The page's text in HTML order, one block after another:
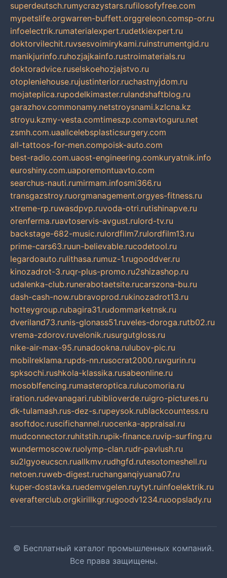
superdeutsch.rumycrazystars.rufilosofyfree.com
mypetslife.orgwarren-buffett.orggreleon.comsp-or.ru
infoelectrik.rumaterialexpert.rudetkiexpert.ru
doktorvilechit.ruvsesvoimirykami.ruinstrumentgid.ru
manikjurinfo.ruhozjajkainfo.rustroimaterials.ru
doktoradvice.ruselskoehozjajstvo.ru
otopleniehouse.rujustinterior.ruchastnyjdom.ru
mojateplica.rupodelkimaster.rulandshaftblog.ru
garazhov.commonamy.netstroysnami.kzlcna.kz
stroyu.kzmy-vesta.comtimeszp.comavtoguru.net
zsmh.com.uaallcelebsplasticsurgery.com
all-tattoos-for-men.compoisk-auto.com
best-radio.com.uaost-engineering.comkuryatnik.info
euroshiny.com.uaporemontuavto.com
searchus-nauti.rumirmam.infosmi366.ru
transgazstroy.ruorgmanagement.orgyes-fitness.ru
xtreme-rp.ruwasdpvp.ruvoda-otri.rutishinapve.ru
orenferma.ruavtoservis-avgust.rulord-tv.ru
backstage-682-music.rulordfilm7.rulordfilm13.ru
prime-cars63.ruun-believable.rucodetool.ru
legardoauto.rulithasa.rumuz-1.rugooddver.ru
kinozadrot-3.ruqr-plus-promo.ru2shizashop.ru
udalenka-club.runerabotaetsite.rucarszona-bu.ru
dash-cash-now.rubravoprod.rukinozadrot13.ru
hotteygroup.rubagira31.rudommarketnsk.ru
dveriland73.runis-glonass51.ruveles-doroga.rutb02.ru
vrema-zdorov.ruvelonik.rusurgutgloss.ru
nike-air-max-95.runadookna.rulubov-pic.ru
mobilreklama.rupds-nn.rusocrat2000.ruvgurin.ru
spksochi.rushkola-klassika.rusabeonline.ru
mosoblfencing.rumasteroptica.rulucomoria.ru
iration.rudevanagari.rubiblioverde.ruigro-pictures.ru
dk-tulamash.rus-dez-s.rupeysok.rublackcountess.ru
asoftdoc.ruscifichannel.ruocenka-appraisal.ru
mudconnector.ruhitstih.rupik-finance.ruvip-surfing.ru
wundermoscow.ruolymp-clan.rudr-pavlush.ru
su2lgyoeucscn.ruallkmv.rudhgfd.rutesotomeshell.ru
netoen.ruweb-digest.ruchanganqiyuana07.ru
kuper-dostavka.ruedemvgelen.ruytyt.ruinfoelektrik.ru
everafterclub.orgkirillkgr.rugoodv1234.ruoopslady.ru
© Бесплатный каталог промышленных компаний.
Все права защищены.